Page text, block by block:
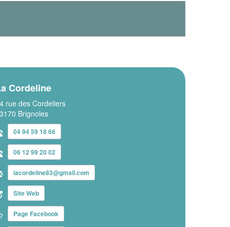
Cordeline
rue des Cordeliers
Brignoles
04 94 59 18 66
06 12 99 20 02
lacordeline83@gmail.com
Site Web
Page Facebook